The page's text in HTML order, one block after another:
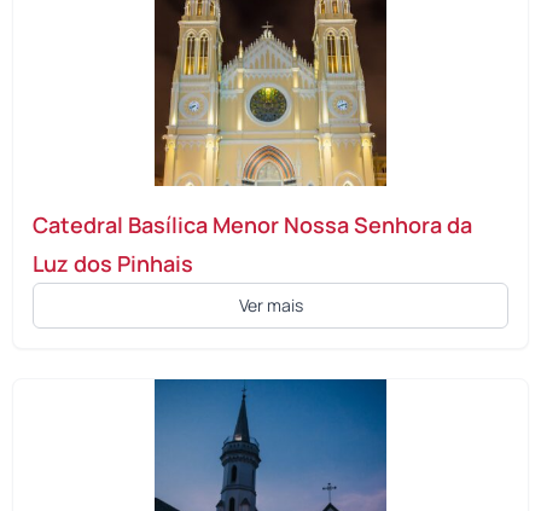
Catedral Basílica Menor Nossa Senhora da
Luz dos Pinhais
Ver mais